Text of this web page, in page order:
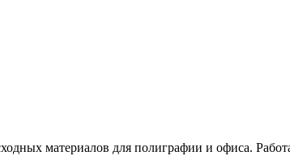
материалов для полиграфии и офиса.